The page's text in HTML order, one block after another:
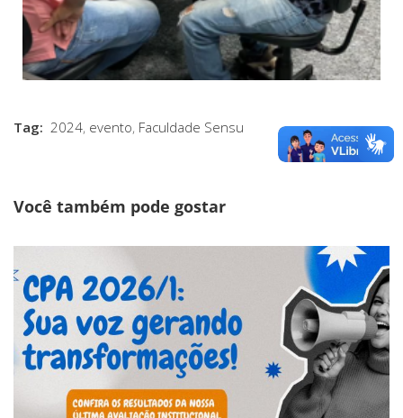
Tag: 2024, evento, Faculdade Sensu
Você também pode gostar